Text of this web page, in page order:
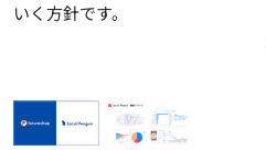
いく方針です。